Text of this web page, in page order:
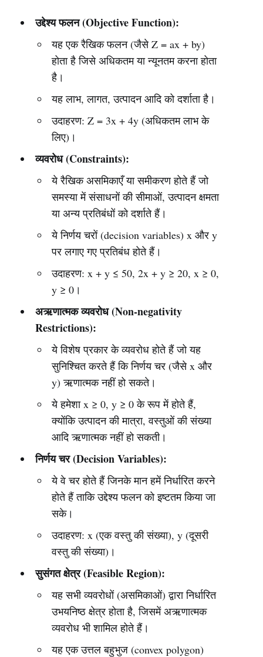
उद्देश्य फलन (Objective Function):
यह एक रैखिक फलन (जैसे Z = ax + by)
होता है जिसे अधिकतम या न्यूनतम करना होता
है।
यह लाभ, लागत, उत्पादन आदि को दर्शाता है।
उदाहरण: Z = 3x + 4y (अधिकतम लाभ के
लिए)।
व्यवरोध (Constraints):
ये रैखिक असमिकाएँ या समीकरण होते हैं जो
समस्या में संसाधनों की सीमाओं, उत्पादन क्षमता
या अन्य प्रतिबंधों को दर्शाते हैं।
ये निर्णय चरों (decision variables) x और y
पर लगाए गए प्रतिबंध होते हैं।
उदाहरण: x + y ≤ 50, 2x + y ≥ 20, x ≥ 0,
y ≥ 0।
अऋणात्मक व्यवरोध (Non-negativity
Restrictions):
ये विशेष प्रकार के व्यवरोध होते हैं जो यह
सुनिश्चित करते हैं कि निर्णय चर (जैसे x और
y) ऋणात्मक नहीं हो सकते।
ये हमेशा x ≥ 0, y ≥ 0 के रूप में होते हैं,
क्योंकि उत्पादन की मात्रा, वस्तुओं की संख्या
आदि ऋणात्मक नहीं हो सकती।
निर्णय चर (Decision Variables):
ये वे चर होते हैं जिनके मान हमें निर्धारित करने
होते हैं ताकि उद्देश्य फलन को इष्टतम किया जा
सके।
उदाहरण: x (एक वस्तु की संख्या), y (दूसरी
वस्तु की संख्या)।
सुसंगत क्षेत्र (Feasible Region):
यह सभी व्यवरोधों (असमिकाओं) द्वारा निर्धारित
उभयनिष्ठ क्षेत्र होता है, जिसमें अऋणात्मक
व्यवरोध भी शामिल होते हैं।
यह एक उत्तल बहुभुज (convex polygon)